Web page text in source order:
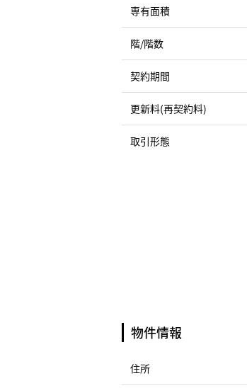
専有面積
階/階数
契約期間
更新料(再契約料)
取引形態
物件情報
住所